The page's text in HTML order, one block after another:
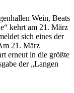
Wein, Beats
kehrt am 21. März
sich eines der
21. März
erneut in die größte
der „Langen